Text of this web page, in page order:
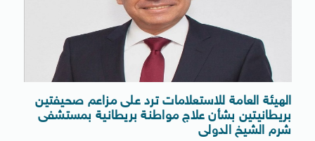
الهيئة العامة للاستعلامات ترد على مزاعم صحيفتين
بريطانيتين بشأن علاج مواطنة بريطانية بمستشفى
شرم الشيخ الدولى